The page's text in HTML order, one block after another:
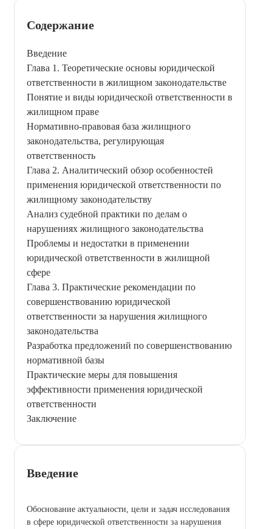
Содержание
Введение
Глава 1. Теоретические основы юридической
ответственности в жилищном законодательстве
Понятие и виды юридической ответственности в
жилищном праве
Нормативно-правовая база жилищного
законодательства, регулирующая
ответственность
Глава 2. Аналитический обзор особенностей
применения юридической ответственности по
жилищному законодательству
Анализ судебной практики по делам о
нарушениях жилищного законодательства
Проблемы и недостатки в применении
юридической ответственности в жилищной
сфере
Глава 3. Практические рекомендации по
совершенствованию юридической
ответственности за нарушения жилищного
законодательства
Разработка предложений по совершенствованию
нормативной базы
Практические меры для повышения
эффективности применения юридической
ответственности
Заключение
Введение
Обоснование актуальности, цели и задач исследования
в сфере юридической ответственности за нарушения